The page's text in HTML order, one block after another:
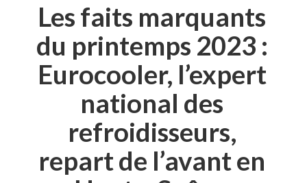
Les faits marquants
du printemps 2023 :
Eurocooler, l’expert
national des
refroidisseurs,
repart de l’avant en